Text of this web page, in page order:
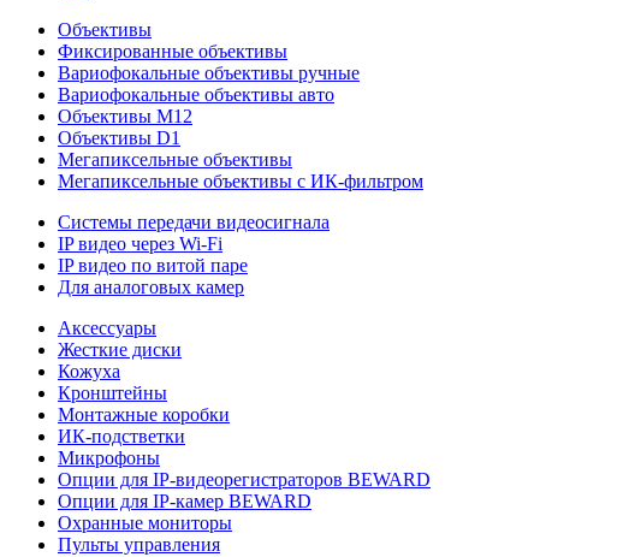
Объективы
Фиксированные объективы
Вариофокальные объективы ручные
Вариофокальные объективы авто
Объективы М12
Объективы D1
Мегапиксельные объективы
Мегапиксельные объективы с ИК-фильтром
Системы передачи видеосигнала
IP видео через Wi-Fi
IP видео по витой паре
Для аналоговых камер
Аксессуары
Жесткие диски
Кожуха
Кронштейны
Монтажные коробки
ИК-подстветки
Микрофоны
Опции для IP-видеорегистраторов BEWARD
Опции для IP-камер BEWARD
Охранные мониторы
Пульты управления